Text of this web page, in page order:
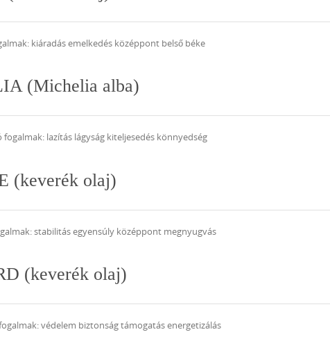
kiáradás emelkedés középpont belső béke
(Michelia alba)
lazítás lágyság kiteljesedés könnyedség
(keverék olaj)
stabilitás egyensúly középpont megnyugvás
(keverék olaj)
védelem biztonság támogatás energetizálás